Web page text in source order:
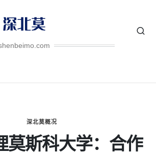
深北莫概况
莫斯科大学：合作